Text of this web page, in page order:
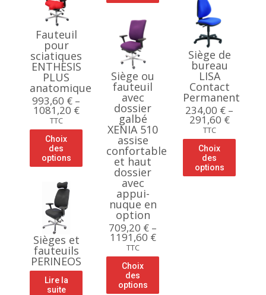
Fauteuil
pour
sciatiques
ENTHESIS
PLUS
anatomique
993,60 € –
1081,20 €
TTC
Choix
des
options
Siège de
bureau
LISA
Contact
Permanent
234,00 € –
291,60 €
TTC
Choix
des
options
Siège ou
fauteuil
avec
dossier
galbé
XENIA 510
assise
confortable
et haut
dossier
avec
appui-
nuque en
option
709,20 € –
1191,60 €
TTC
Choix
des
options
Sièges et
fauteuils
PERINEOS
Lire la
suite